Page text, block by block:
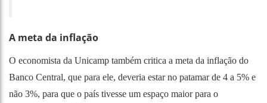
A meta da inflação
O economista da Unicamp também critica a meta da inflação do
Banco Central, que para ele, deveria estar no patamar de 4 a 5% e
não 3%, para que o país tivesse um espaço maior para o